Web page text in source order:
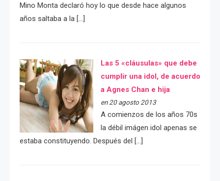
Mino Monta declaró hoy lo que desde hace algunos
años saltaba a la […]
Las 5 «cláusulas» que debe
cumplir una idol, de acuerdo
a Agnes Chan e hija
en 20 agosto 2013
A comienzos de los años 70s
la débil imágen idol apenas se
estaba constituyendo. Después del […]